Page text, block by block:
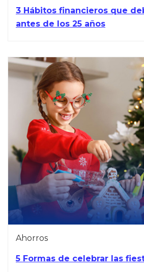
3 Hábitos financieros que
antes de los 25 años
Ahorros
5 Formas de celebrar las